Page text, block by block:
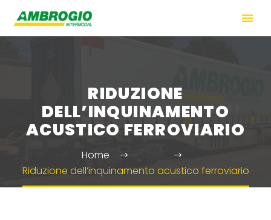
RIDUZIONE
DELL’INQUINAMENTO
ACUSTICO FERROVIARIO
Home
Riduzione dell’inquinamento acustico ferroviario